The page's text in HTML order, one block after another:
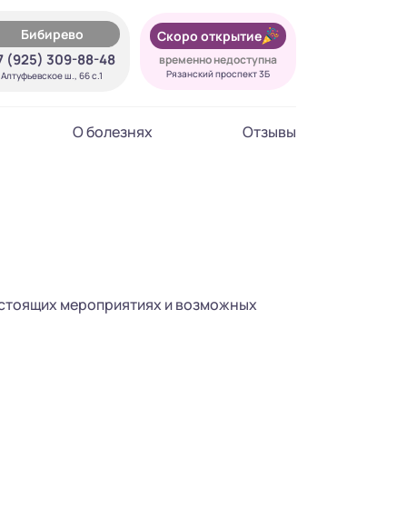
Бибирево
(925) 309-88-48
Алтуфьевское ш., 66 с.1
Скоро открытие
временно недоступна
Рязанский проспект 3Б
О болезнях Отзывы
мероприятиях и возможных